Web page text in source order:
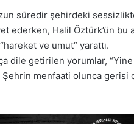
süredir şehirdeki
ederken, Halil Öztürk’ün bu
ve umut” yarattı.
dile getirilen yorumlar,
Şehrin menfaati olunca gerisi